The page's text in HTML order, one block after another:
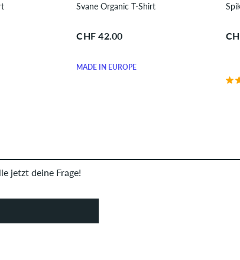
Svane Organic T-Shirt
CHF 42.00
MADE IN EUROPE
jetzt deine Frage!